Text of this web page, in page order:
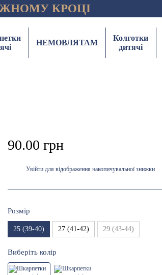
КРОЦІ
НЕМОВЛЯТАМ
Колготки
дитячі
90.00 грн
Увійти для відображення накопичувальної знижки
Розмір
25 (39-40) 27 (41-42) 29 (43-44)
Виберіть колір